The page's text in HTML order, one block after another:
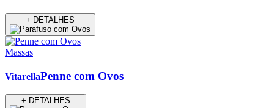
+ DETALHES
Massas
VitarellaPenne com Ovos
+ DETALHES